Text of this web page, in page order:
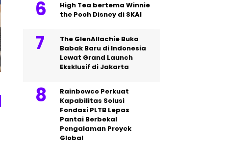
High Tea bertema Winnie
the Pooh Disney di SKAI
The GlenAllachie Buka
Babak Baru di Indonesia
Lewat Grand Launch
Eksklusif di Jakarta
Rainbowco Perkuat
Kapabilitas Solusi
Fondasi PLTB Lepas
Pantai Berbekal
Pengalaman Proyek
Global